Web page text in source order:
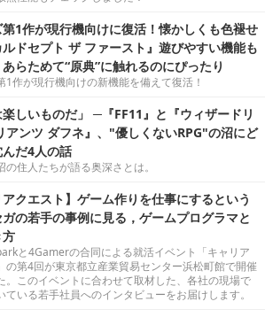
1作が現行機向けに復活！懐かしくも色褪せ
ドセプト ザ ファースト』遊びやすい機能も
らためて“原典”に触れるのにぴったり
1作が現行機向けの新機能を備えて復活！
楽しいものだ」 ─『FF11』と『ウィザードリ
アンツ ダフネ』、"優しくないRPG"の沼にど
んだ4人の話
の住人たちが語る奥深さとは。
アクエスト】ゲーム作りを仕事にするという
の若手の事例に見る，ゲームプログラマと
方
と4Gamerの合同による就活イベント「キャリア
の第4回が東京都立産業貿易センター浜松町館で開催
。このイベントに合わせて取材した、各社の現場で
ている若手社員へのインタビューをお届けします。